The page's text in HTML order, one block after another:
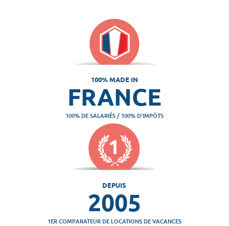
100% MADE IN
FRANCE
100% DE SALARIÉS / 100% D'IMPÔTS
DEPUIS
2005
1ER COMPARATEUR DE LOCATIONS DE VACANCES